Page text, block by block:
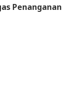
Penanganan